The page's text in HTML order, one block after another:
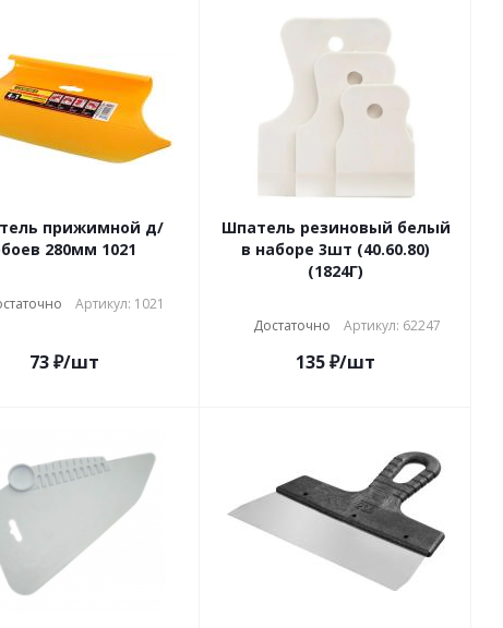
прижимной д/
280мм 1021
Артикул: 1021
73₽/шт
Шпатель резиновый белый
в наборе 3шт (40.60.80)
(1824Г)
Достаточно Артикул: 62247
135₽/шт